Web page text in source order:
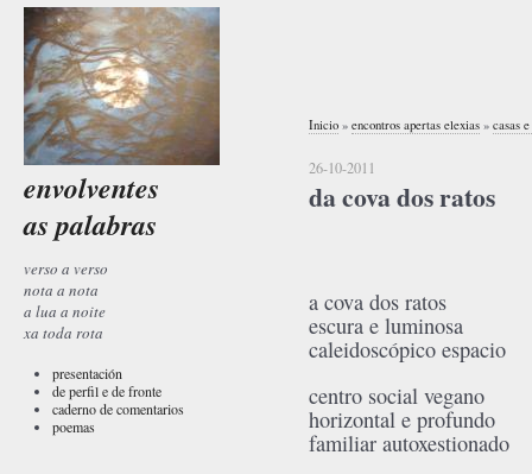
envolventes
as palabras
verso a verso
nota a nota
a lua a noite
xa toda rota
presentación
de perfil e de fronte
caderno de comentarios
poemas
Inicio » encontros apertas elexias » casas
26-10-2011
da cova dos ratos
a cova dos ratos
escura e luminosa
caleidoscópico espacio
centro social vegano
horizontal e profundo
familiar autoxestionado